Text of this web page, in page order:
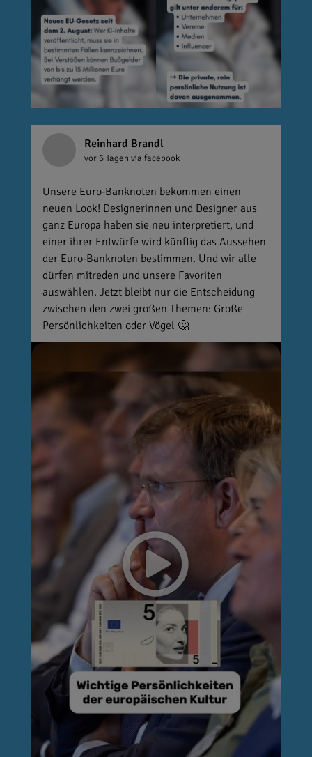
Reinhard Brandl
vor 6 Tagen via facebook
Unsere Euro-Banknoten bekommen einen
neuen Look! Designerinnen und Designer aus
ganz Europa haben sie neu interpretiert, und
einer ihrer Entwürfe wird künftig das Aussehen
der Euro-Banknoten bestimmen. Und wir alle
dürfen mitreden und unsere Favoriten
auswählen. Jetzt bleibt nur die Entscheidung
zwischen den zwei großen Themen: Große
Persönlichkeiten oder Vögel 🤔